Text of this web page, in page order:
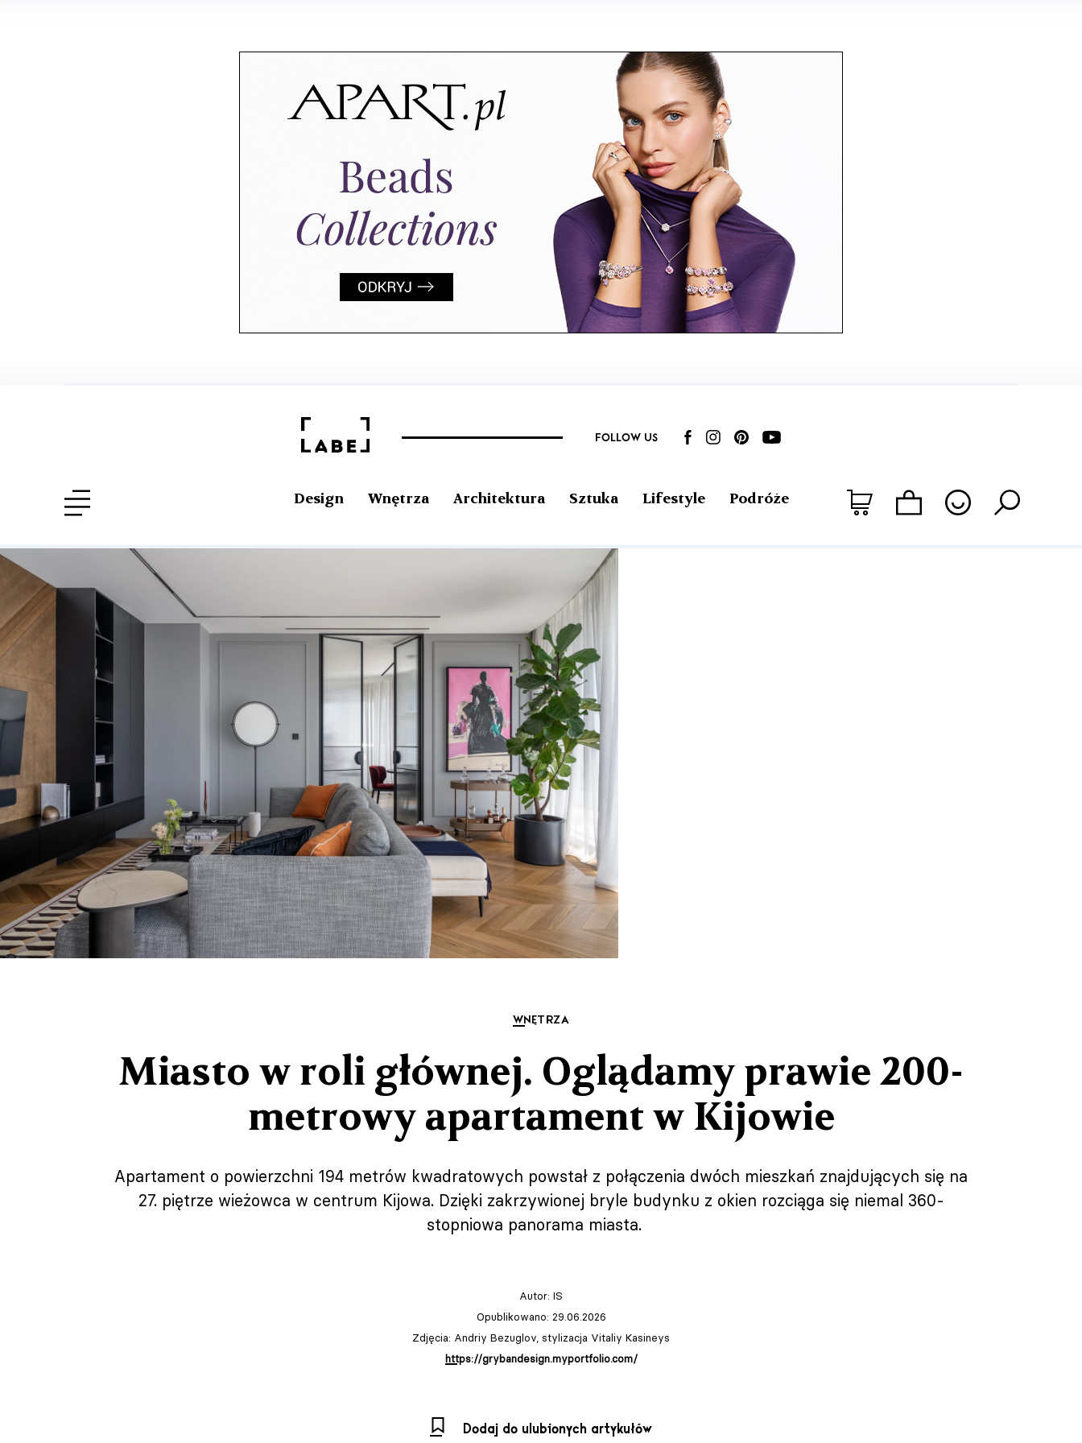
FOLLOW US
Design Wnętrza Architektura Sztuka Lifestyle Podróże
WNĘTRZA
Miasto w roli głównej. Oglądamy prawie 200-
metrowy apartament w Kijowie
Apartament o powierzchni 194 metrów kwadratowych powstał z połączenia dwóch mieszkań znajdujących się na
27. piętrze wieżowca w centrum Kijowa. Dzięki zakrzywionej bryle budynku z okien rozciąga się niemal 360-
stopniowa panorama miasta.
Autor: IS
Opublikowano: 29.06.2026
Zdjęcia: Andriy Bezuglov, stylizacja Vitaliy Kasineys
https://grybandesign.myportfolio.com/
Dodaj do ulubionych artykułów